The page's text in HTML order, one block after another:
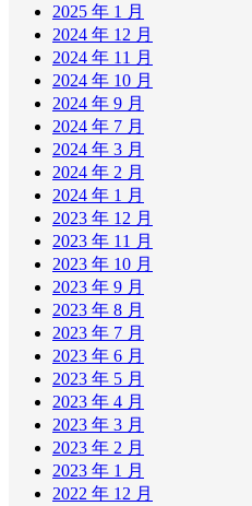
2025 年 1 月
2024 年 12 月
2024 年 11 月
2024 年 10 月
2024 年 9 月
2024 年 7 月
2024 年 3 月
2024 年 2 月
2024 年 1 月
2023 年 12 月
2023 年 11 月
2023 年 10 月
2023 年 9 月
2023 年 8 月
2023 年 7 月
2023 年 6 月
2023 年 5 月
2023 年 4 月
2023 年 3 月
2023 年 2 月
2023 年 1 月
2022 年 12 月